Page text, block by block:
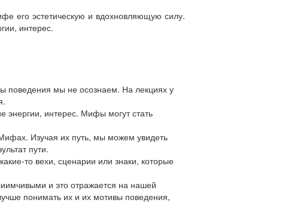
его эстетическую и вдохновляющую силу.
интерес.
поведения мы не осознаем. На лекциях у
энергии, интерес. Мифы могут стать
Изучая их путь, мы можем увидеть
пути.
то вехи, сценарии или знаки, которые
и это отражается на нашей
понимать их и их мотивы поведения,